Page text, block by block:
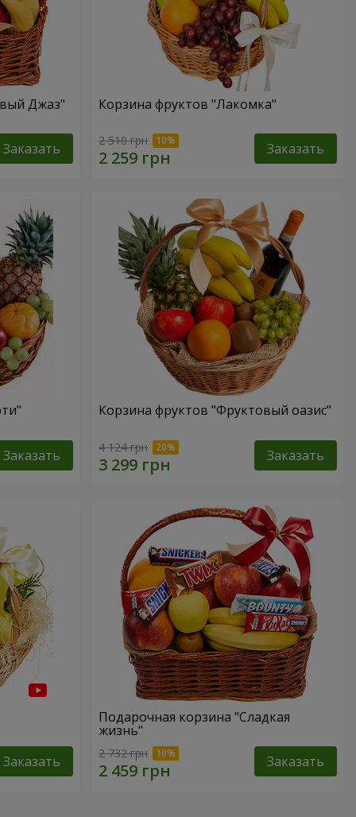
Джаз"
Заказать
Корзина фруктов "Лакомка"
2 510 грн Заказать
Заказать
Корзина фруктов "Фруктовый оазис"
4 124 грн Заказать
Заказать
Подарочная корзина "Сладкая
жизнь"
2 732 грн Заказать